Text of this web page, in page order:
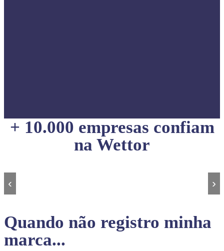
+ 10.000 empresas confiam
na Wettor
‹ ›
Quando não registro minha
marca...